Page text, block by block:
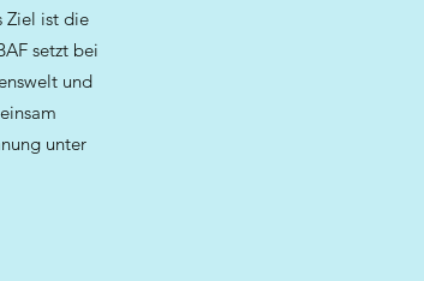
Ziel ist die
setzt bei
und
unter